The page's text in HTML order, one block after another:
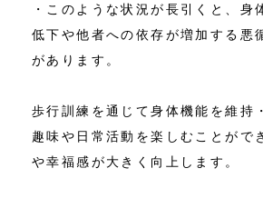
・このような状況が長引くと、身
低下や他者への依存が増加する悪
があります。
歩行訓練を通じて身体機能を維持
趣味や日常活動を楽しむことがで
や幸福感が大きく向上します。